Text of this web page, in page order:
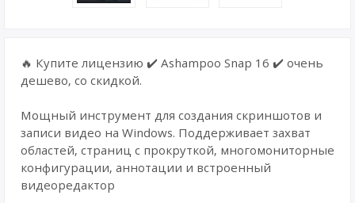
🔥 Купите лицензию ✔️ Ashampoo Snap 16 ✔️ очень
дешево, со скидкой.
Мощный инструмент для создания скриншотов и
записи видео на Windows. Поддерживает захват
областей, страниц с прокруткой, многомониторные
конфигурации, аннотации и встроенный
видеоредактор